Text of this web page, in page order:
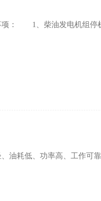
： 1、柴油发电机组停机
油耗低、功率高、工作可